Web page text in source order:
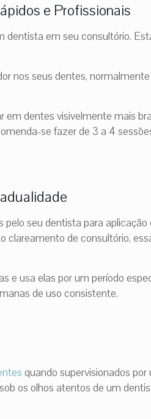
e Profissionais
dentista em seu consultório.
nos seus dentes,
dentes visivelmente mais
se fazer de 3 a 4
seu dentista para
de consultório,
e usa elas por um período
de uso consistente.
quando supervisionados por
os olhos atentos de um